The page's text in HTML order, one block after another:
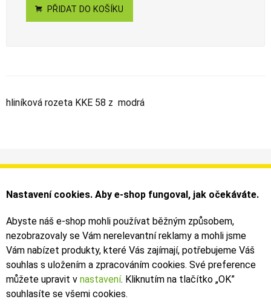
PŘIDAT DO KOŠÍKU
hliníková rozeta KKE 58 z modrá
Informace
Obchodní podmínky
Můj účet
Faktury
Bezpečné on-line platby dodává ComGate
Nastavení cookies. Aby e-shop fungoval, jak očekáváte.
Abyste náš e-shop mohli používat běžným způsobem,
nezobrazovaly se Vám nerelevantní reklamy a mohli jsme
Vám nabízet produkty, které Vás zajímají, potřebujeme Váš
souhlas s uložením a zpracováním cookies. Své preference
můžete upravit v nastavení. Kliknutím na tlačítko „OK”
souhlasíte se všemi cookies.